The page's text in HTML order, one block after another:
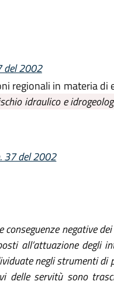
del 2002
regionali in materia di
idraulico e
37 del 2002
negative
all’attuazione degli
negli strumenti di
delle servitù sono